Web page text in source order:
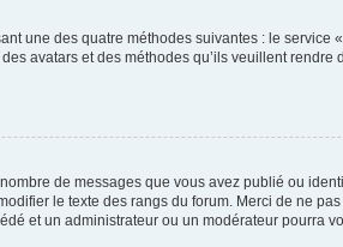
une des quatre méthodes suivantes : le service
avatars et des méthodes qu’ils veuillent
de messages que vous avez publié ou
le texte des rangs du forum. Merci de ne
et un administrateur ou un modérateur pourra